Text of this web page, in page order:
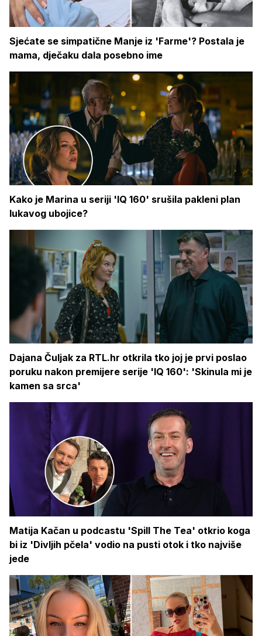
Sjećate se simpatične Manje iz 'Farme'? Postala je
mama, dječaku dala posebno ime
Kako je Marina u seriji 'IQ 160' srušila pakleni plan
lukavog ubojice?
Dajana Čuljak za RTL.hr otkrila tko joj je prvi poslao
poruku nakon premijere serije 'IQ 160': 'Skinula mi je
kamen sa srca'
Matija Kačan u podcastu 'Spill The Tea' otkrio koga
bi iz 'Divljih pčela' vodio na pusti otok i tko najviše
jede